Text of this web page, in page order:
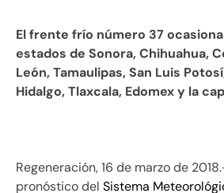
El frente frío número 37
estados de Sonora, Chihuahua,
León, Tamaulipas, San Luis
Hidalgo, Tlaxcala, Edomex y la
Regeneración, 16 de marzo de
pronóstico del Sistema